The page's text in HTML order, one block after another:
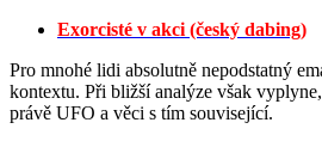
Exorcisté v akci (český dabing)
Pro mnohé lidi absolutně nepodstatný
kontextu. Při bližší analýze však
právě UFO a věci s tím související.